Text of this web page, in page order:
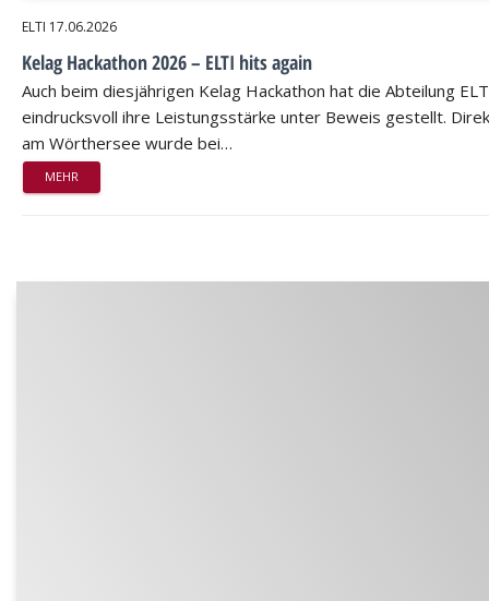
ELTI 17.06.2026
Kelag Hackathon 2026 – ELTI hits again
Auch beim diesjährigen Kelag Hackathon hat die Abteilung
eindrucksvoll ihre Leistungsstärke unter Beweis gestellt.
am Wörthersee wurde bei…
MEHR